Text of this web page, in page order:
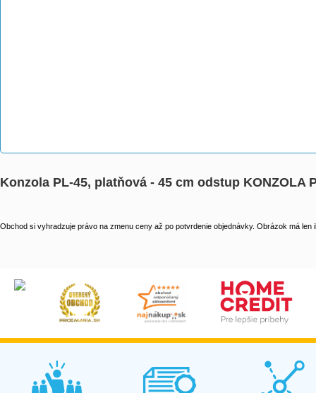
Konzola PL-45, platňová - 45 cm odstup KONZOLA
Obchod si vyhradzuje právo na zmenu ceny až po potvrdenie objednávky. Obrázok má len